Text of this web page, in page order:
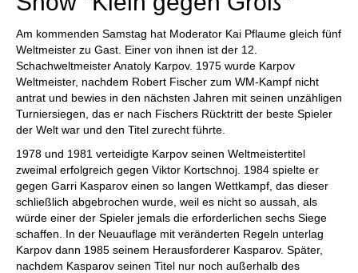
Am kommenden Samstag hat Moderator Kai Pflaume gleich fünf
Weltmeister zu Gast. Einer von ihnen ist der 12.
Schachweltmeister Anatoly Karpov. 1975 wurde Karpov
Weltmeister, nachdem Robert Fischer zum WM-Kampf nicht
antrat und bewies in den nächsten Jahren mit seinen unzähligen
Turniersiegen, das er nach Fischers Rücktritt der beste Spieler
der Welt war und den Titel zurecht führte.
1978 und 1981 verteidigte Karpov seinen Weltmeistertitel
zweimal erfolgreich gegen Viktor Kortschnoj. 1984 spielte er
gegen Garri Kasparov einen so langen Wettkampf, das dieser
schließlich abgebrochen wurde, weil es nicht so aussah, als
würde einer der Spieler jemals die erforderlichen sechs Siege
schaffen. In der Neuauflage mit veränderten Regeln unterlag
Karpov dann 1985 seinem Herausforderer Kasparov. Später,
nachdem Kasparov seinen Titel nur noch außerhalb des